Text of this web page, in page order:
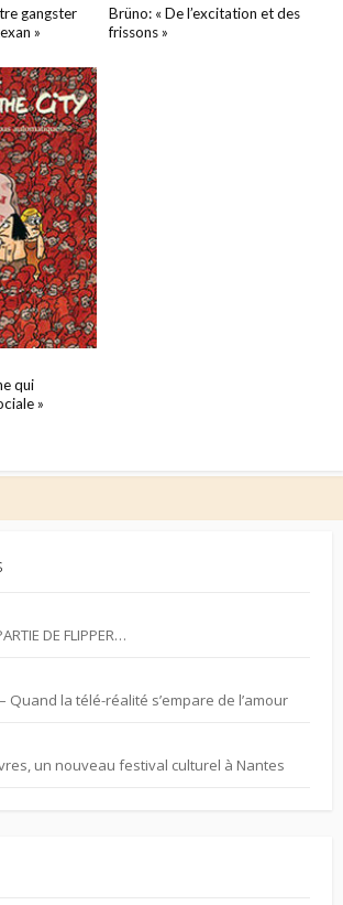
gangster
»
Brüno: « De l’excitation et des
frissons »
qui
»
DE FLIPPER…
– Quand la télé-réalité s’empare de l’amour
un nouveau festival culturel à Nantes